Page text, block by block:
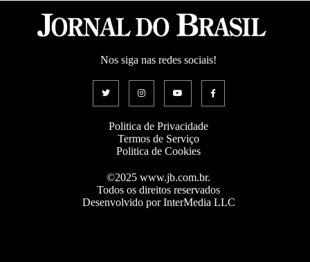
Nos siga nas redes sociais!
Politica de Privacidade
Termos de Serviço
Politica de Cookies
©2025 www.jb.com.br.
Todos os direitos reservados
Desenvolvido por InterMedia LLC